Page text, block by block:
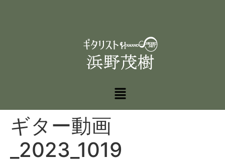
ギター動画
_2023_1019